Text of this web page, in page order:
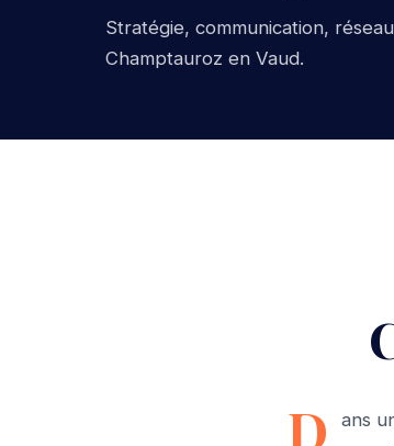
Stratégie, communication,
Champtauroz en Vaud.
D
ans